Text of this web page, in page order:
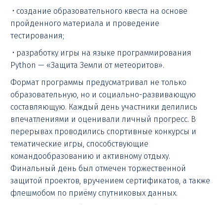
• создание образовательного квеста на основе
пройденного материала и проведение
тестирования;
• разработку игры на языке программирования
Python — «Защита Земли от метеоритов».
Формат программы предусматривал не только
образовательную, но и социально-развивающую
составляющую. Каждый день участники делились
впечатлениями и оценивали личный прогресс. В
перерывах проводились спортивные конкурсы и
тематические игры, способствующие
командообразованию и активному отдыху.
Финальный день был отмечен торжественной
защитой проектов, вручением сертификатов, а также
флешмобом по приёму спутниковых данных.